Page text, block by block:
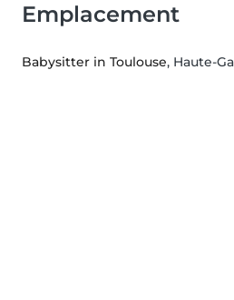
Emplacement
Babysitter in Toulouse, Haute-